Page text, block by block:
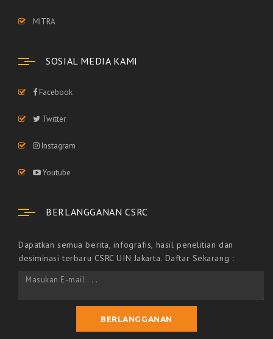
MITRA
SOSIAL MEDIA KAMI
Facebook
Twitter
Instagram
Youtube
BERLANGGANAN CSRC
Dapatkan semua berita, infografis, hasil penelitian dan
desiminasi terbaru CSRC UIN Jakarta. Daftar Sekarang :